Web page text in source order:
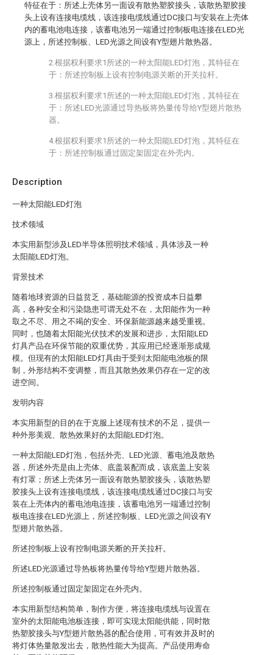
Description
一种太阳能LED灯泡
技术领域
本实用新型涉及LED半导体照明技术领域，具体涉及一种
太阳能LED灯泡。
背景技术
随着地球资源的日益贫乏，基础能源的投资成本日益攀
高，各种安全和污染隐患可谓无处不在，太阳能作为一种
取之不尽、用之不竭的安全、环保新能源越来越受重视。
同时，也随着太阳能光伏技术的发展和进步，太阳能LED
灯具产品在环保节能的双重优势，其应用已经逐渐形成规
模。但现有的太阳能LED灯具由于受到太阳能电池板的限
制，外形结构不变调整，而且其散热效果仍存在一定的改
进空间。
发明内容
本实用新型的目的在于克服上述现有技术的不足，提供一
种外形美观、散热效果好的太阳能LED灯泡。
一种太阳能LED灯泡，包括外壳、LED光源、蓄电池及散热
器，所述外壳是由上壳体、底盖装配而成，该底盖上安装
有灯罩；所述上壳体另一面设有散热塑胶接头，该散热塑
胶接头上设有连接电缆线，该连接电缆线通过DC接口与安
装在上壳体内的蓄电池电连接，该蓄电池另一端通过控制
板电连接在LED光源上，所述控制板、LED光源之间设有Y
型翅片散热器。
所述控制板上设有控制电源关断的开关拉杆。
所述LED光源通过导热板将热量传导给Y型翅片散热器。
所述控制板通过固定架固定在外壳内。
本实用新型结构简单，制作方便，将连接电缆线与设置在
室外的太阳能电池板连接，即可实现太阳能供能，同时散
热塑胶接头与Y型翅片散热器的配合使用，可有效并及时的
将灯体热量散发出去，散热性能大为提高。产品使用寿命
特征在于：所述上壳体另一面设有散热塑胶接头，该散热塑胶接
头上设有连接电缆线，该连接电缆线通过DC接口与安装在上壳体
内的蓄电池电连接，该蓄电池另一端通过控制板电连接在LED光
源上，所述控制板、LED光源之间设有Y型翅片散热器。
2.根据权利要求1所述的一种太阳能LED灯泡，其特征在
于：所述控制板上设有控制电源关断的开关拉杆。
3.根据权利要求1所述的一种太阳能LED灯泡，其特征在
于：所述LED光源通过导热板将热量传导给Y型翅片散热
器。
4.根据权利要求1所述的一种太阳能LED灯泡，其特征在
于：所述控制板通过固定架固定在外壳内。